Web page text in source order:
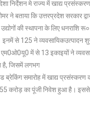
क्षेत्र
में
4
वर्षों
का
उत्कृष्ट
कार्य,
मे राज्य में खाद्य प्रसंस्करण
ने बताया कि उत्तरप्रदेश सरकार
उद्योगों की स्थापना के लिए
इनमें से 125 ने व्यवसायिकउत्पादन
एम0ओ0यू0 में से 13 इकाइयों ने
है, जिसमें लगभग
ब्रेकिंग समारोह में खाद्य
करोड़ का पूंजी निवेश हुआ है।